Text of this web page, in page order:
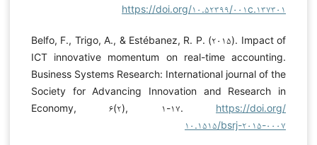
https://doi.org/۱۰.۵۲۳۹۹/۰۰۱c.۱۳۷۳۰۱
Belfo, F., Trigo, A., & Estébanez, R. P. (۲۰۱۵). Impact of
ICT innovative momentum on real-time accounting.
Business Systems Research: International journal of the
Society for Advancing Innovation and Research in
Economy, ۶(۲), ۱-۱۷. https://doi.org/
۱۰.۱۵۱۵/bsrj-۲۰۱۵-۰۰۰۷